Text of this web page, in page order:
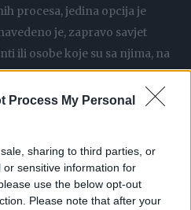
Process My Personal
sharing to third parties, or
sensitive information for
use the below opt-out
Please note that after your
procesa, jedina opcija je
je, zapravo savjet
ili osobe koje su sa njima, na
i obrate se ljekaru. Jer, ukoliko
operativni zahvat je
brz. Ako dođe do razvoja
da izazove velike probleme?